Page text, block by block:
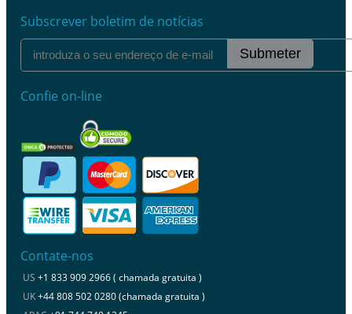
Subscrever boletim de notícias
Submeter
Confie on-line
Contate-nos
US +1 833 909 2966 ( chamada gratuita )
UK+44 808 502 0280 (chamada gratuita )